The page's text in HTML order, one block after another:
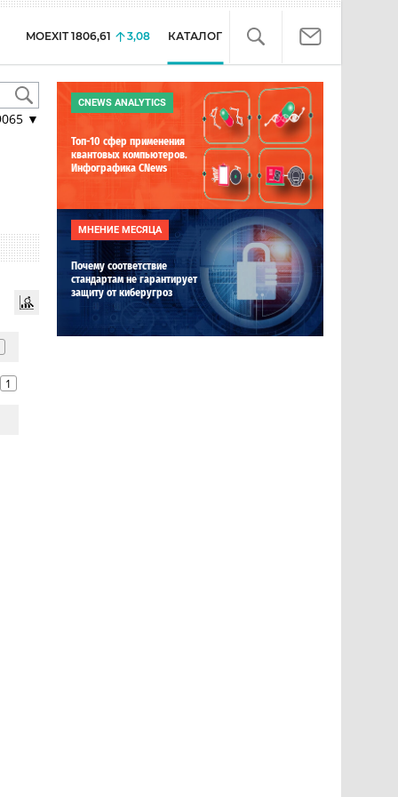
MOEXIT 1806,61 3,08 КАТАЛОГ
▼
1
CNEWS ANALYTICS
Топ-10 сфер применения
квантовых компьютеров.
Инфографика CNews
МНЕНИЕ МЕСЯЦА
Почему соответствие
стандартам не гарантирует
защиту от киберугроз